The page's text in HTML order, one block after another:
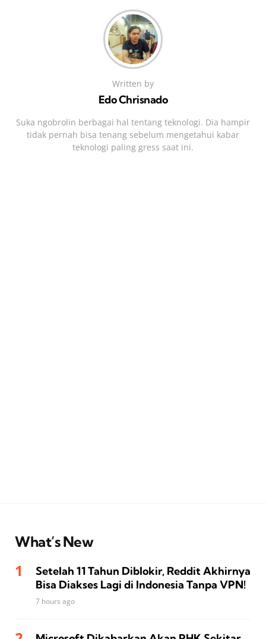
Written by
Edo Chrisnado
Suka ngobrolin berbagai hal tentang teknologi. Dia hampir
tidak pernah bisa tenang sebelum mengetahui kabar
teknologi paling gress saat ini.
What’s New
Setelah 11 Tahun Diblokir, Reddit Akhirnya
Bisa Diakses Lagi di Indonesia Tanpa VPN!
7 hours ago